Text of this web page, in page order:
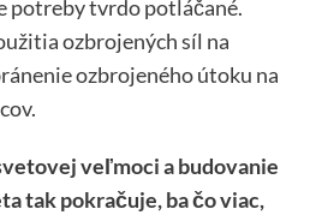
potreby tvrdo potláčané.
ozbrojených síl na
ozbrojeného útoku na
veľmoci a budovanie
tak pokračuje, ba čo viac,